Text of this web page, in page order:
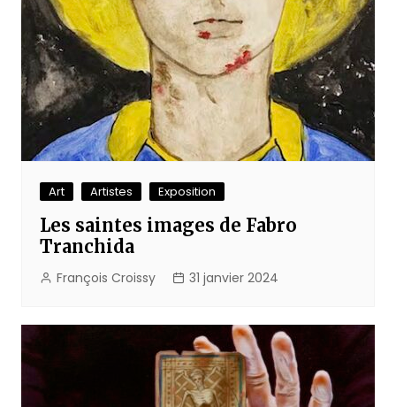
Art Artistes Exposition
Les saintes images de Fabro
Tranchida
François Croissy 31 janvier 2024